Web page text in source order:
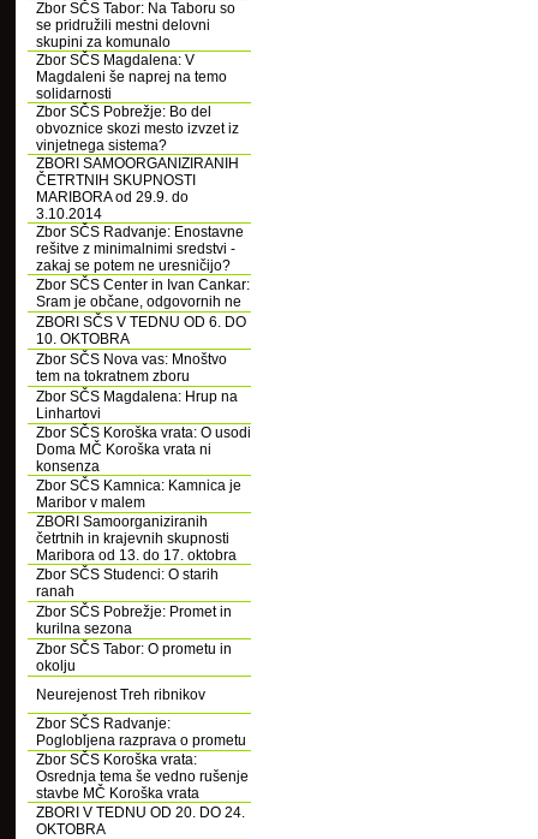
Zbor SČS Tabor: Na Taboru so
se pridružili mestni delovni
skupini za komunalo
Zbor SČS Magdalena: V
Magdaleni še naprej na temo
solidarnosti
Zbor SČS Pobrežje: Bo del
obvoznice skozi mesto izvzet iz
vinjetnega sistema?
ZBORI SAMOORGANIZIRANIH
ČETRTNIH SKUPNOSTI
MARIBORA od 29.9. do
3.10.2014
Zbor SČS Radvanje: Enostavne
rešitve z minimalnimi sredstvi -
zakaj se potem ne uresničijo?
Zbor SČS Center in Ivan Cankar:
Sram je občane, odgovornih ne
ZBORI SČS V TEDNU OD 6. DO
10. OKTOBRA
Zbor SČS Nova vas: Mnoštvo
tem na tokratnem zboru
Zbor SČS Magdalena: Hrup na
Linhartovi
Zbor SČS Koroška vrata: O usodi
Doma MČ Koroška vrata ni
konsenza
Zbor SČS Kamnica: Kamnica je
Maribor v malem
ZBORI Samoorganiziranih
četrtnih in krajevnih skupnosti
Maribora od 13. do 17. oktobra
Zbor SČS Studenci: O starih
ranah
Zbor SČS Pobrežje: Promet in
kurilna sezona
Zbor SČS Tabor: O prometu in
okolju
Neurejenost Treh ribnikov
Zbor SČS Radvanje:
Poglobljena razprava o prometu
Zbor SČS Koroška vrata:
Osrednja tema še vedno rušenje
stavbe MČ Koroška vrata
ZBORI V TEDNU OD 20. DO 24.
OKTOBRA